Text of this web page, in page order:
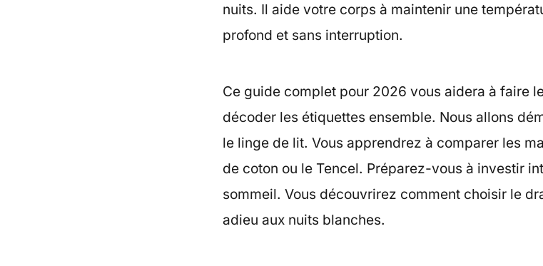
nuits. Il aide votre corps à maintenir une
profond et sans interruption.
Ce guide complet pour 2026 vous aidera à faire
décoder les étiquettes ensemble. Nous allons
le linge de lit. Vous apprendrez à comparer les
de coton ou le Tencel. Préparez-vous à investir
sommeil. Vous découvrirez comment choisir le
adieu aux nuits blanches.